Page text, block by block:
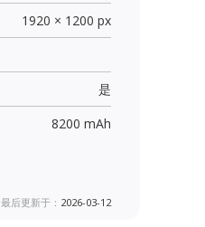
1920 × 1200 px
是
8200 mAh
最后更新于： 2026-03-12